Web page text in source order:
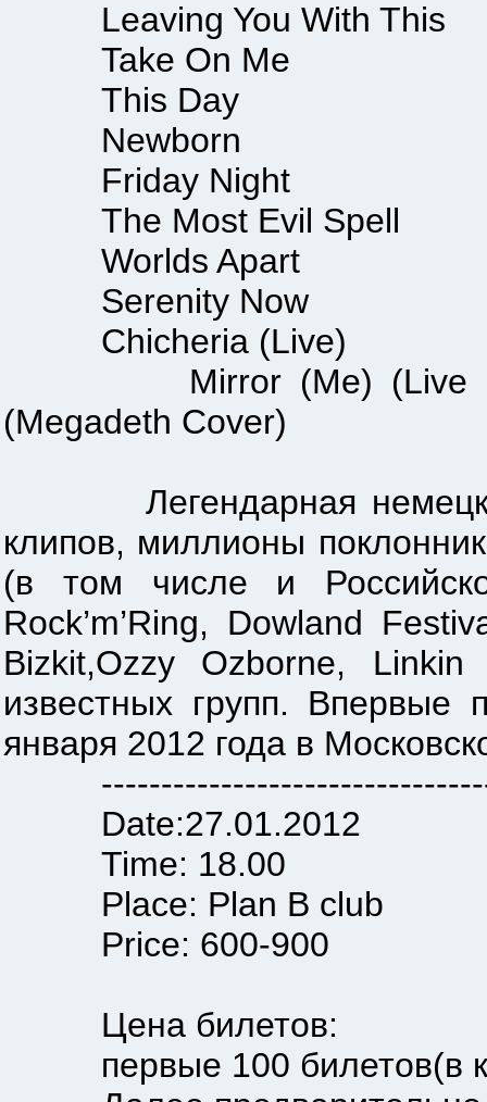
Leaving You With This
Take On Me
This Day
Newborn
Friday Night
The Most Evil Spell
Worlds Apart
Serenity Now
Chicheria (Live)
Mirror (Me) (Live @
(Megadeth Cover)
Легендарная немецкая
клипов, миллионы
(в том числе и
Rock’m’Ring, Dowland
Bizkit,Ozzy Ozborne,
известных групп. Впервые
января 2012 года в
Date:27.01.2012
Time: 18.00
Place: Plan B club
Price: 600-900
Цена билетов:
первые 100 билетов(в